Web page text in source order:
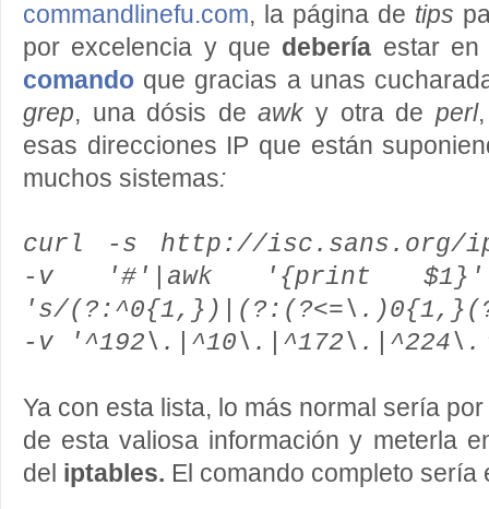
commandlinefu.com, la página de tips
por excelencia y que debería estar en
comando que gracias a unas
grep, una dósis deawk y otra de perl
esas direcciones IP que están
muchos sistemas:
curl -s http://isc.sans.org/
-v '#'|awk '{print
's/
-v
Ya con esta lista, lo más normal sería
de esta valiosa información y meterla
del iptables. El comando completo sería